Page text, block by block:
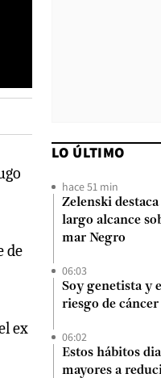
de
ex
LO ÚLTIMO
hace 51 min
Zelenski
largo alcance
mar Negro
06:03
Soy genetista y
riesgo de
06:02
Estos hábitos
mayores a